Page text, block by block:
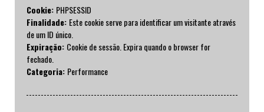
Cookie: PHPSESSID
Finalidade: Este cookie serve para identificar um visitante através
de um ID único.
Expiração: Cookie de sessão. Expira quando o browser for
fechado.
Categoria: Performance